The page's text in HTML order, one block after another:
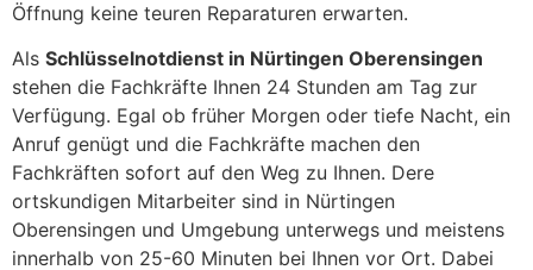
Öffnung keine teuren Reparaturen erwarten.
Als Schlüsselnotdienst in Nürtingen Oberensingen
stehen die Fachkräfte Ihnen 24 Stunden am Tag zur
Verfügung. Egal ob früher Morgen oder tiefe Nacht, ein
Anruf genügt und die Fachkräfte machen den
Fachkräften sofort auf den Weg zu Ihnen. Dere
ortskundigen Mitarbeiter sind in Nürtingen
Oberensingen und Umgebung unterwegs und meistens
innerhalb von 25-60 Minuten bei Ihnen vor Ort. Dabei